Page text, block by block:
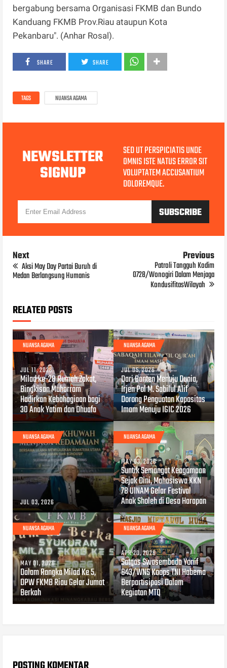
bergabung bersama Organisasi FKMB dan Bundo
Kanduang FKMB Prov.Riau ataupun Kota
Pekanbaru". (Anhar Rosal).
SHARE SHARE
TAGS NUANSA AGAMA
NEWSLETTER
SIGNUP
SED UT PERSPICIATIS UNDE
OMNIS ISTE NATUS ERROR SIT
VOLUPTATEM ACCUSANTIUM
DOLOREMQUE.
Next
Aksi May Day Partai Buruh di
Medan Berlangsung Humanis
Previous
Patroli Tangguh Kodim
0728/Wonogiri Dalam Menjaga
KondusifitasWilayah
RELATED POSTS
NUANSA AGAMA
JUL 11, 2026
Milad ke-28 Rumah Zakat,
Bingkisan Muharram
Hadirkan Kebahagiaan bagi
30 Anak Yatim dan Dhuafa
NUANSA AGAMA
JUL 05, 2026
Dari Banten Menuju Dunia,
Irjen Pol M. Sabilul Alif
Dorong Penguatan Kapasitas
Imam Menuju IGIC 2026
NUANSA AGAMA
JUL 03, 2026
NUANSA AGAMA
MAY 03, 2026
Suntik Semangat Keagamaan
Sejak Dini, Mahasiswa KKN
78 UINAM Gelar Festival
Anak Sholeh di Desa Harapan
NUANSA AGAMA
MAY 01, 2026
Dalam Rangka Milad Ke 5,
DPW FKMB Riau Gelar Jumat
Berkah
NUANSA AGAMA
APR 20, 2026
Satgas Swasembada Yonif
643/WNS Koops TNI Habema
Berpartisipasi Dalam
Kegiatan MTQ